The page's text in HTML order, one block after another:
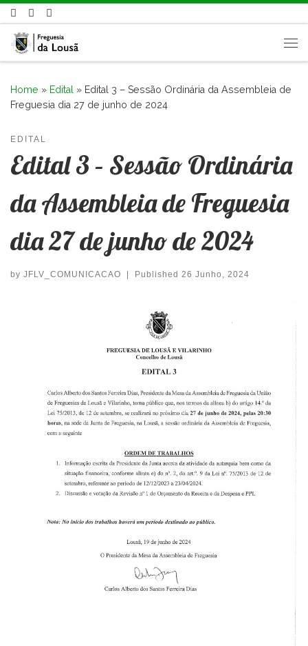
Skip to content
Home » Edital » Edital 3 – Sessão Ordinária da Assembleia de
Freguesia dia 27 de junho de 2024
EDITAL
Edital 3 – Sessão Ordinária
da Assembleia de Freguesia
dia 27 de junho de 2024
by JFLV_COMUNICACAO | Published 26 Junho, 2024